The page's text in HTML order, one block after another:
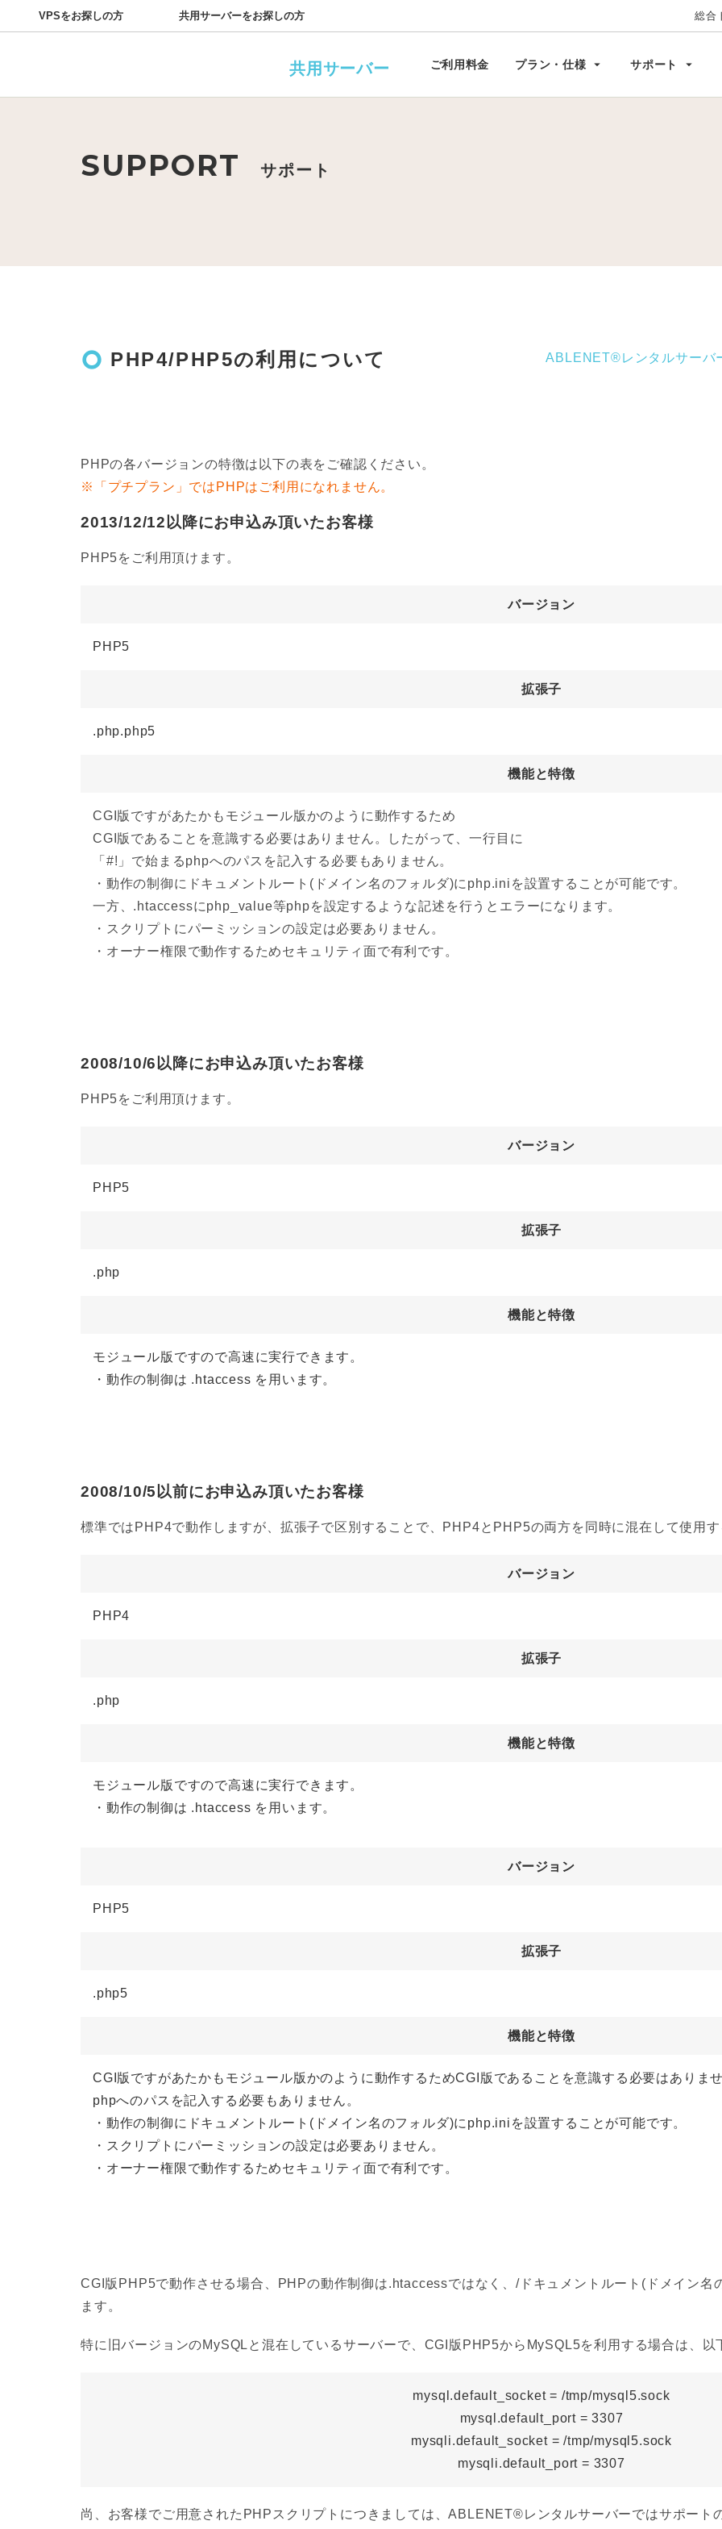
VPSをお探しの方 共用サーバーをお探しの方 総合
共用サーバー ご利用料金 プラン・仕様 arrow_drop_down
サポート
arrow_drop_down
SUPPORT サポート
trip_origin PHP4/PHP5の利用について ABLENET®レンタルサーバ
PHPの各バージョンの特徴は以下の表をご確認ください。
※「プチプラン」ではPHPはご利用になれません。
2013/12/12以降にお申込み頂いたお客様
PHP5をご利用頂けます。
バージョン
PHP5
拡張子
.php.php5
機能と特徴
CGI版ですがあたかもモジュール版かのように動作するため
CGI版であることを意識する必要はありません。したがって、一行目に
「#!」で始まるphpへのパスを記入する必要もありません。
・動作の制御にドキュメントルート(ドメイン名のフォルダ)にphp.iniを設置することが可能です。
一方、.htaccessにphp_value等phpを設定するような記述を行うとエラーになります。
・スクリプトにパーミッションの設定は必要ありません。
・オーナー権限で動作するためセキュリティ面で有利です。
2008/10/6以降にお申込み頂いたお客様
PHP5をご利用頂けます。
バージョン
PHP5
拡張子
.php
機能と特徴
モジュール版ですので高速に実行できます。
・動作の制御は .htaccess を用います。
2008/10/5以前にお申込み頂いたお客様
標準ではPHP4で動作しますが、拡張子で区別することで、PHP4とPHP5の両方を同時に混在して使用す
バージョン
PHP4
拡張子
.php
機能と特徴
モジュール版ですので高速に実行できます。
・動作の制御は .htaccess を用います。
バージョン
PHP5
拡張子
.php5
機能と特徴
CGI版ですがあたかもモジュール版かのように動作するためCGI版であることを意識する必要はありま
phpへのパスを記入する必要もありません。
・動作の制御にドキュメントルート(ドメイン名のフォルダ)にphp.iniを設置することが可能です。
・スクリプトにパーミッションの設定は必要ありません。
・オーナー権限で動作するためセキュリティ面で有利です。
CGI版PHP5で動作させる場合、PHPの動作制御は.htaccessではなく、/ドキュメントルート(ドメイン名
ます。
特に旧バージョンのMySQLと混在しているサーバーで、CGI版PHP5からMySQL5を利用する場合は、以
mysql.default_socket = /tmp/mysql5.sock
mysql.default_port = 3307
mysqli.default_socket = /tmp/mysql5.sock
mysqli.default_port = 3307
尚、お客様でご用意されたPHPスクリプトにつきましては、ABLENET®レンタルサーバーではサポート